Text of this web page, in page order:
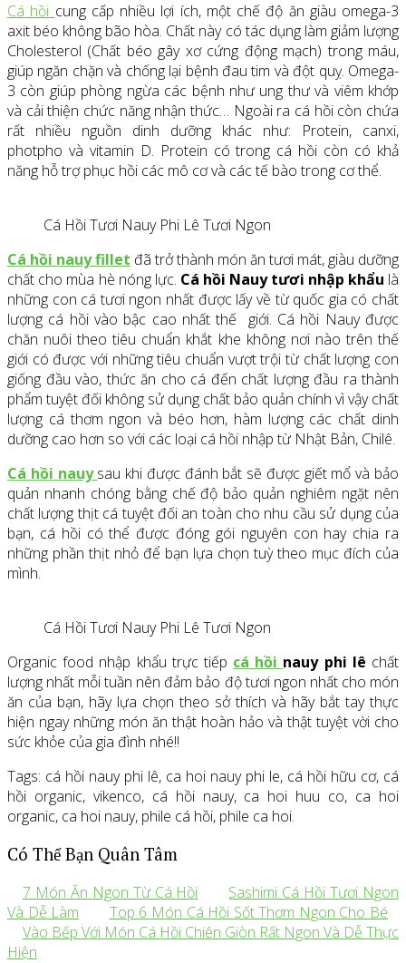
Cá hồi cung cấp nhiều lợi ích, một chế độ ăn giàu omega-3
axit béo không bão hòa. Chất này có tác dụng làm giảm lượng
Cholesterol (Chất béo gây xơ cứng động mạch) trong máu,
giúp ngăn chặn và chống lại bệnh đau tim và đột quỵ. Omega-
3 còn giúp phòng ngừa các bệnh như ung thư và viêm khớp
và cải thiện chức năng nhận thức… Ngoài ra cá hồi còn chứa
rất nhiều nguồn dinh dưỡng khác như: Protein, canxi,
photpho và vitamin D. Protein có trong cá hồi còn có khả
năng hỗ trợ phục hồi các mô cơ và các tế bào trong cơ thể.
Cá Hồi Tươi Nauy Phi Lê Tươi Ngon
Cá hồi nauy fillet đã trở thành món ăn tươi mát, giàu dưỡng
chất cho mùa hè nóng lực. Cá hồi Nauy tươi nhập khẩu là
những con cá tươi ngon nhất được lấy về từ quốc gia có chất
lượng cá hồi vào bậc cao nhất thế giới. Cá hồi Nauy được
chăn nuôi theo tiêu chuẩn khắt khe không nơi nào trên thế
giới có được với những tiêu chuẩn vượt trội từ chất lượng con
giống đầu vào, thức ăn cho cá đến chất lượng đầu ra thành
phẩm tuyệt đối không sử dụng chất bảo quản chính vì vậy chất
lượng cá thơm ngon và béo hơn, hàm lượng các chất dinh
dưỡng cao hơn so với các loại cá hồi nhập từ Nhật Bản, Chilê.
Cá hồi nauy sau khi được đánh bắt sẽ được giết mổ và bảo
quản nhanh chóng bằng chế độ bảo quản nghiêm ngặt nên
chất lượng thịt cá tuyệt đối an toàn cho nhu cầu sử dụng của
bạn, cá hồi có thể được đóng gói nguyên con hay chia ra
những phần thịt nhỏ để bạn lựa chọn tuỳ theo mục đích của
mình.
Cá Hồi Tươi Nauy Phi Lê Tươi Ngon
Organic food nhập khẩu trực tiếp cá hồi nauy phi lê chất
lượng nhất mỗi tuần nên đảm bảo độ tươi ngon nhất cho món
ăn của bạn, hãy lựa chọn theo sở thích và hãy bắt tay thực
hiện ngay những món ăn thật hoàn hảo và thật tuyệt vời cho
sức khỏe của gia đình nhé!!
Tags: cá hồi nauy phi lê, ca hoi nauy phi le, cá hồi hữu cơ, cá
hồi organic, vikenco, cá hồi nauy, ca hoi huu co, ca hoi
organic, ca hoi nauy, phile cá hồi, phile ca hoi.
Có Thể Bạn Quân Tâm
7 Món Ăn Ngon Từ Cá Hồi
Sashimi Cá Hồi Tươi Ngon
Và Dễ Làm
Top 6 Món Cá Hồi Sốt Thơm Ngon Cho Bé
Vào Bếp Với Món Cá Hồi Chiên Giòn Rất Ngon Và Dễ Thực
Hiện